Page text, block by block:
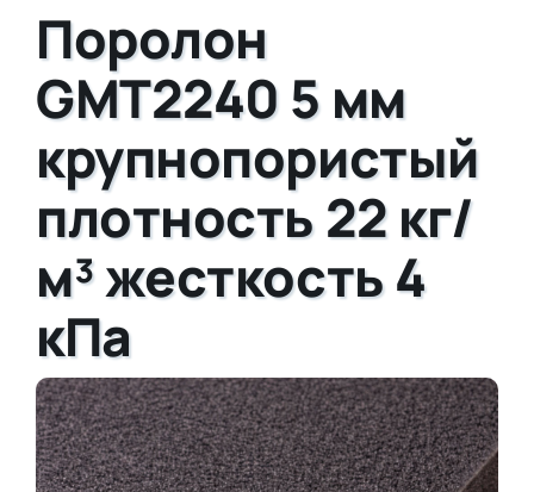
Поролон
GMT2240 5 мм
крупнопористый
плотность 22 кг/
м³ жесткость 4
кПа